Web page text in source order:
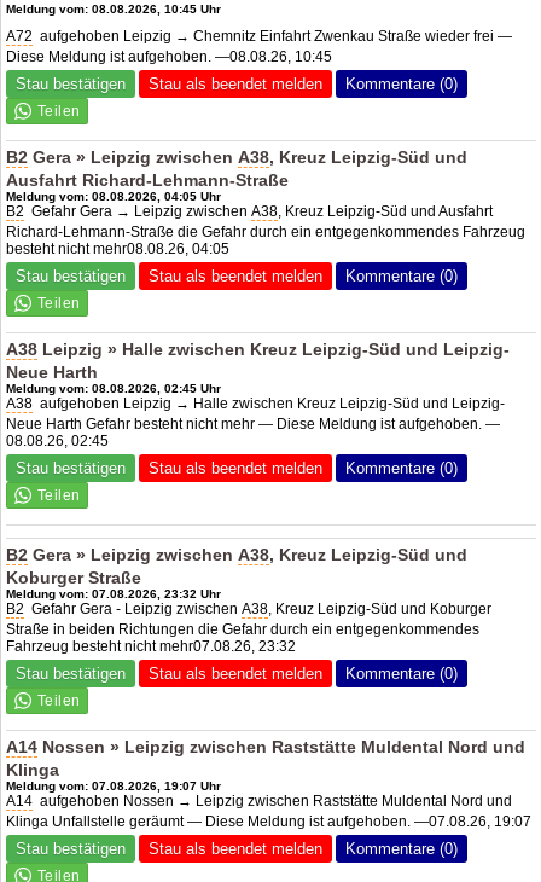
Meldung vom: 08.08.2026, 10:45 Uhr
A72 aufgehoben Leipzig → Chemnitz Einfahrt Zwenkau Straße wieder frei —
Diese Meldung ist aufgehoben. —08.08.26, 10:45
Stau bestätigen Stau als beendet melden Kommentare (0)
B2 Gera » Leipzig zwischenA38, Kreuz Leipzig-Süd und
Ausfahrt Richard-Lehmann-Straße
Meldung vom: 08.08.2026, 04:05 Uhr
B2 Gefahr Gera → Leipzig zwischenA38, Kreuz Leipzig-Süd und Ausfahrt
Richard-Lehmann-Straße die Gefahr durch ein entgegenkommendes Fahrzeug
besteht nicht mehr08.08.26, 04:05
Stau bestätigen Stau als beendet melden Kommentare (0)
A38 Leipzig » Halle zwischen Kreuz Leipzig-Süd und Leipzig-
Neue Harth
Meldung vom: 08.08.2026, 02:45 Uhr
A38 aufgehoben Leipzig → Halle zwischen Kreuz Leipzig-Süd und Leipzig-
Neue Harth Gefahr besteht nicht mehr — Diese Meldung ist aufgehoben. —
08.08.26, 02:45
Stau bestätigen Stau als beendet melden Kommentare (0)
B2 Gera » Leipzig zwischenA38, Kreuz Leipzig-Süd und
Koburger Straße
Meldung vom: 07.08.2026, 23:32 Uhr
B2 Gefahr Gera - Leipzig zwischenA38, Kreuz Leipzig-Süd und Koburger
Straße in beiden Richtungen die Gefahr durch ein entgegenkommendes
Fahrzeug besteht nicht mehr07.08.26, 23:32
Stau bestätigen Stau als beendet melden Kommentare (0)
A14 Nossen » Leipzig zwischen Raststätte Muldental Nord und
Klinga
Meldung vom: 07.08.2026, 19:07 Uhr
A14 aufgehoben Nossen → Leipzig zwischen Raststätte Muldental Nord und
Klinga Unfallstelle geräumt — Diese Meldung ist aufgehoben. —07.08.26, 19:07
Stau bestätigen Stau als beendet melden Kommentare (0)